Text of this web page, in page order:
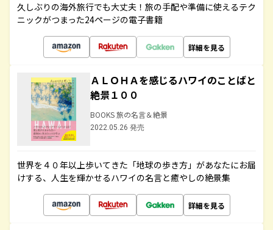
久しぶりの海外旅行でも大丈夫！旅の手配や準備に使えるテク
ニックがつまった24ページの電子書籍
詳細を見る
ＡＬＯＨＡを感じるハワイのことばと
絶景１００
BOOKS 旅の名言＆絶景
2022.05.26 発売
世界を４０年以上歩いてきた「地球の歩き方」があなたにお届
けする、人生を輝かせるハワイの名言と癒やしの絶景集
詳細を見る